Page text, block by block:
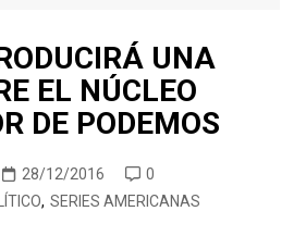
UNA
EL NÚCLEO
DE PODEMOS
28/12/2016
0
, SERIES AMERICANAS